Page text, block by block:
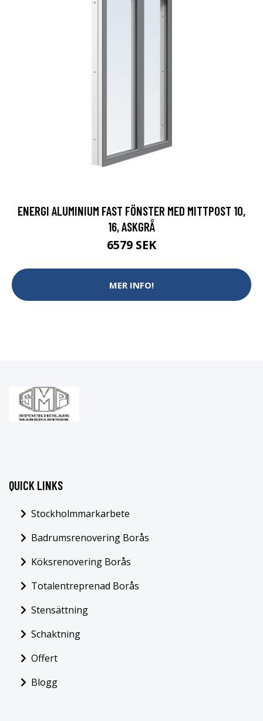
ENERGI ALUMINIUM FAST FÖNSTER MED MITTPOST 10,
16, ASKGRÅ
6579 SEK
MER INFO!
QUICK LINKS
Stockholmmarkarbete
Badrumsrenovering Borås
Köksrenovering Borås
Totalentreprenad Borås
Stensättning
Schaktning
Offert
Blogg